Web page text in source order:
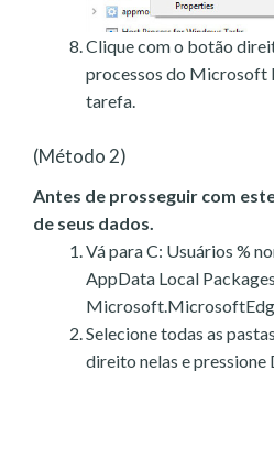
Clique com o botão
processos do Microsoft
tarefa.
(Método 2)
Antes de prosseguir com
de seus dados.
Vá para C: Usuários %
AppData Local Packages
Selecione todas as
direito nelas e pressione